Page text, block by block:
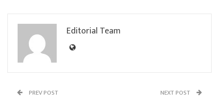
Editorial Team
PREV POST NEXT POST